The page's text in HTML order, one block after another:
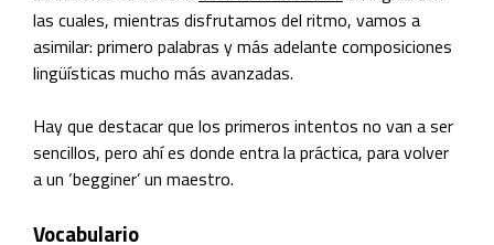
las cuales, mientras disfrutamos del ritmo, vamos a
asimilar: primero palabras y más adelante composiciones
lingüísticas mucho más avanzadas.
Hay que destacar que los primeros intentos no van a ser
sencillos, pero ahí es donde entra la práctica, para volver
a un ‘begginer’ un maestro.
Vocabulario